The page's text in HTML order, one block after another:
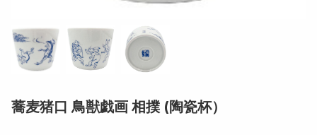
蕎麦猪口 鳥獣戯画 相撲 (陶瓷杯）